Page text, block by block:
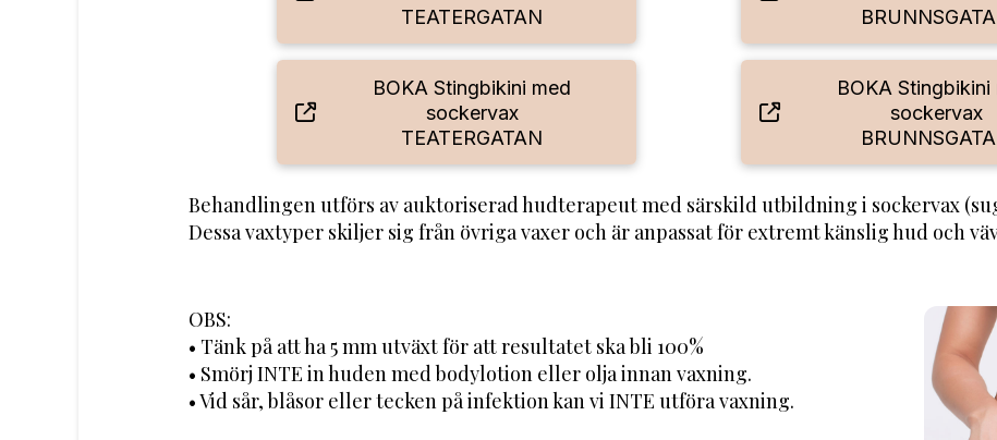
TEATERGATAN
BOKA Stingbikini med
sockervax
TEATERGATAN
BOKA Stingbikini
sockervax
Behandlingen utförs av auktoriserad hudterapeut med särskild utbildning i sockervax
Dessa vaxtyper skiljer sig från övriga vaxer och är anpassat för extremt känslig hud och
OBS:
• Tänk på att ha 5 mm utväxt för att resultatet ska bli 100%
• Smörj INTE in huden med bodylotion eller olja innan vaxning.
• Vid sår, blåsor eller tecken på infektion kan vi INTE utföra vaxning.